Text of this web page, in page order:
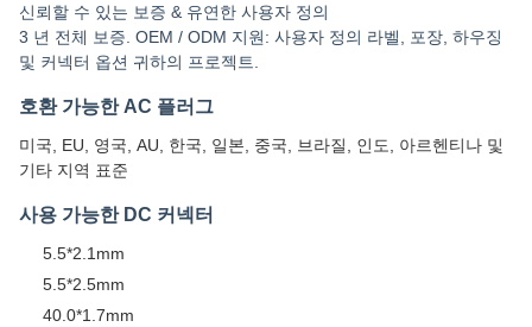
신뢰할 수 있는 보증 & 유연한 사용자 정의
3 년 전체 보증. OEM / ODM 지원: 사용자 정의 라벨, 포장, 하우징
및 커넥터 옵션 귀하의 프로젝트.
호환 가능한 AC 플러그
미국, EU, 영국, AU, 한국, 일본, 중국, 브라질, 인도, 아르헨티나 및
기타 지역 표준
사용 가능한 DC 커넥터
5.5*2.1mm
5.5*2.5mm
40.0*1.7mm